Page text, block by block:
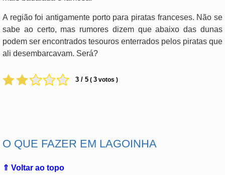
A região foi antigamente porto para piratas franceses. Não se
sabe ao certo, mas rumores dizem que abaixo das dunas
podem ser encontrados tesouros enterrados pelos piratas que
ali desembarcavam. Será?
3 / 5 ( 3 votos )
O QUE FAZER EM LAGOINHA
⇑ Voltar ao topo